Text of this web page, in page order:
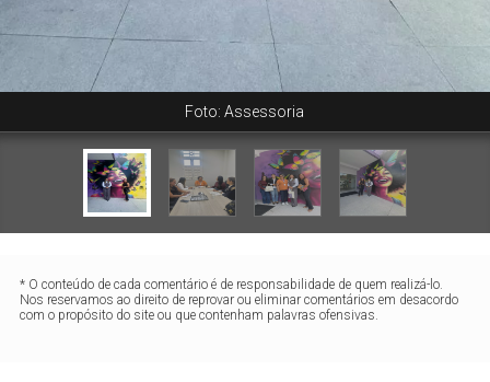
Foto: Assessoria
* O conteúdo de cada comentário é de responsabilidade de quem realizá-lo.
Nos reservamos ao direito de reprovar ou eliminar comentários em desacordo
com o propósito do site ou que contenham palavras ofensivas.